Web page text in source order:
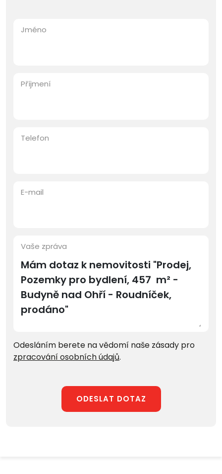
Jméno
Příjmení
Telefon
E-mail
Vaše zpráva
Odesláním berete na vědomí naše zásady pro
zpracování osobních údajů.
ODESLAT DOTAZ